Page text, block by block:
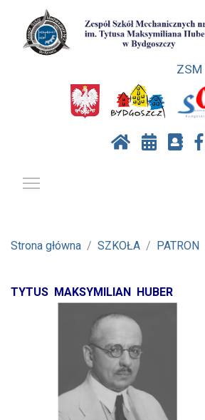
ZSM
Strona główna SZKOŁA PATRON
TYTUS MAKSYMILIAN HUBER